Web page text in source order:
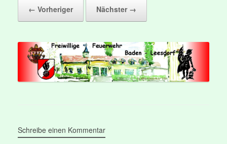
← Vorheriger
Nächster →
Schreibe einen Kommentar